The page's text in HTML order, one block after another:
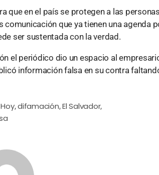
que en el país se protegen a las
comunicación que ya tienen una agenda
ser sustentada con la verdad.
el periódico dio un espacio al
información falsa en su contra
,difamación,El Salvador,